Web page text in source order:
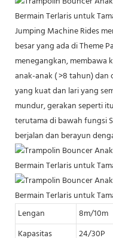
Jumping Machine Rides
besar yang ada di Theme
menegangkan, membawa
anak-anak ( >8 tahun)
yang kuat dan lari yang
mundur, gerakan seperti
terutama di bawah fungsi
berjalan dan berayun
Lengan
8m/10m
Kapasitas
24/30P